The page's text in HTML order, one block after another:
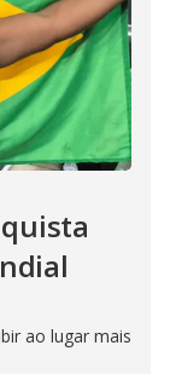
ao lugar mais